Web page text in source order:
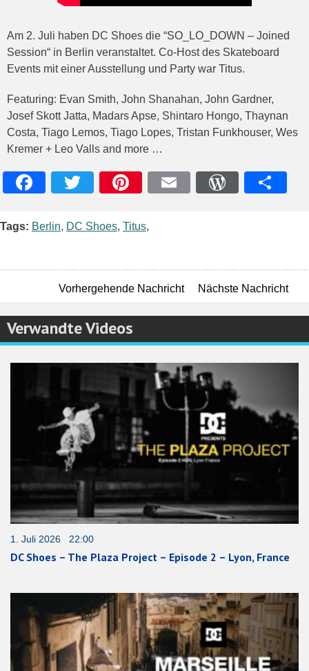
Am 2. Juli haben DC Shoes die “SO_LO_DOWN – Joined
Session“ in Berlin veranstaltet. Co-Host des Skateboard
Events mit einer Ausstellung und Party war Titus.
Featuring: Evan Smith, John Shanahan, John Gardner,
Josef Skott Jatta, Madars Apse, Shintaro Hongo, Thaynan
Costa, Tiago Lemos, Tiago Lopes, Tristan Funkhouser, Wes
Kremer + Leo Valls and more …
Tags: Berlin, DC Shoes, Titus,
Vorhergehende Nachricht Nächste Nachricht
Verwandte Videos
1. Juli 2026 22:00
DC Shoes – The Plaza Project – Episode 2 – Lyon, France